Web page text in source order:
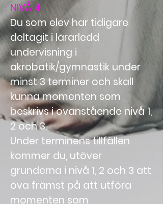
NIVÅ 4
Du som elev har tidigare
deltagit i lärarledd
undervisning i
akrobatik/gymnastik under
minst 3 terminer och skall
kunna momenten som
beskrivs i ovanstående nivå 1,
2 och 3.
Under terminens tillfällen
kommer du, utöver
grunderna i nivå 1, 2 och 3 att
öva främst på att utföra
momenten som